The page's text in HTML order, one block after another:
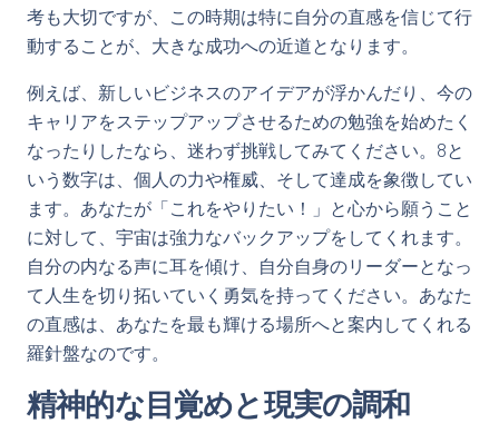
考も大切ですが、この時期は特に自分の直感を信じて行
動することが、大きな成功への近道となります。
例えば、新しいビジネスのアイデアが浮かんだり、今の
キャリアをステップアップさせるための勉強を始めたく
なったりしたなら、迷わず挑戦してみてください。8と
いう数字は、個人の力や権威、そして達成を象徴してい
ます。あなたが「これをやりたい！」と心から願うこと
に対して、宇宙は強力なバックアップをしてくれます。
自分の内なる声に耳を傾け、自分自身のリーダーとなっ
て人生を切り拓いていく勇気を持ってください。あなた
の直感は、あなたを最も輝ける場所へと案内してくれる
羅針盤なのです。
精神的な目覚めと現実の調和